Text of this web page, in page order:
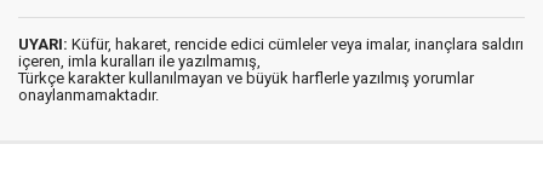
UYARI: Küfür, hakaret, rencide edici cümleler veya imalar, inançlara saldırı
içeren, imla kuralları ile yazılmamış,
Türkçe karakter kullanılmayan ve büyük harflerle yazılmış yorumlar
onaylanmamaktadır.